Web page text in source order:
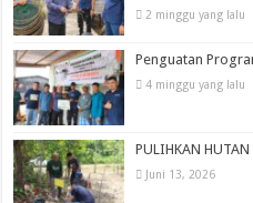
2 minggu yang lalu
Penguatan
4 minggu yang lalu
PULIHKAN HUTAN
Juni 13, 2026